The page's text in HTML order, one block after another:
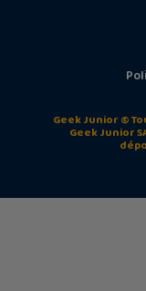
Geek Junior ©
Geek Junior